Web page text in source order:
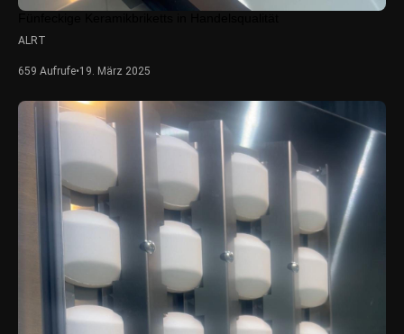
ALRT
659 Aufrufe•19. März 2025